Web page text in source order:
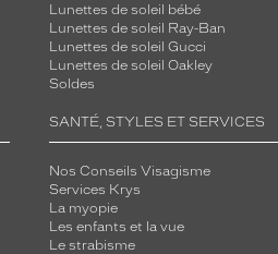
Lunettes de soleil bébé
Lunettes de soleil Ray-Ban
Lunettes de soleil Gucci
Lunettes de soleil Oakley
Soldes
SANTÉ, STYLES ET SERVICES
Nos Conseils Visagisme
Services Krys
La myopie
Les enfants et la vue
Le strabisme